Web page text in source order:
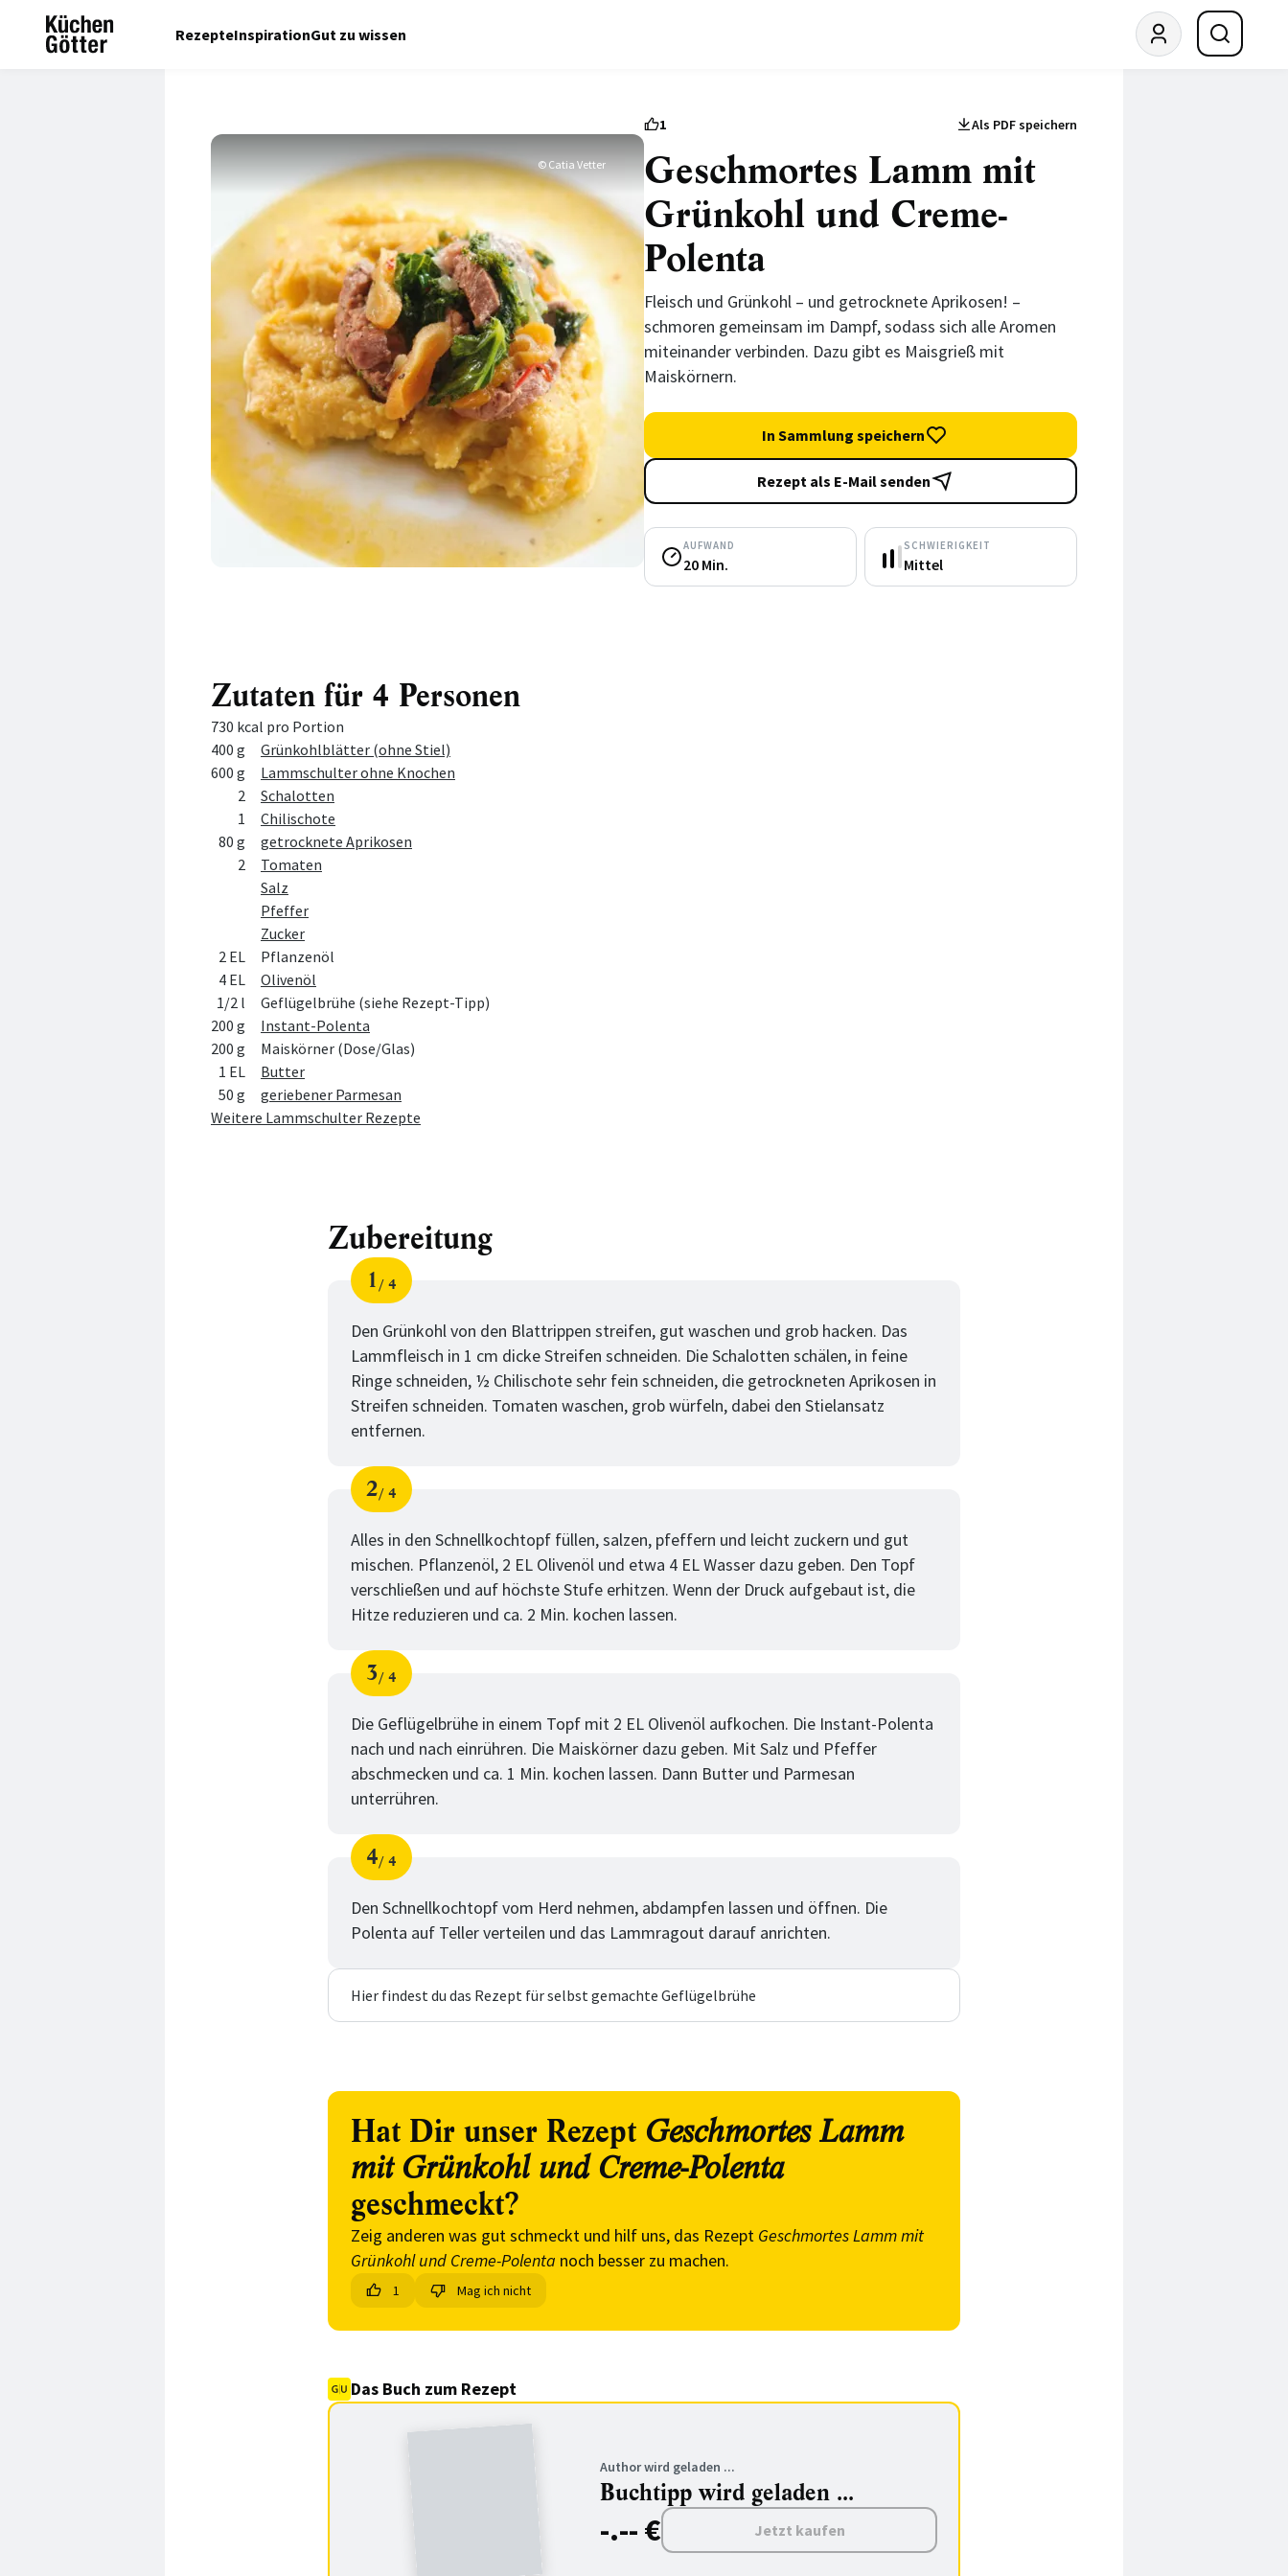
RezepteInspirationGut zu wissen
© Catia Vetter
1 Als PDF speichern
Geschmortes Lamm mit
Grünkohl und Creme-
Polenta
Fleisch und Grünkohl – und getrocknete Aprikosen! –
schmoren gemeinsam im Dampf, sodass sich alle Aromen
miteinander verbinden. Dazu gibt es Maisgrieß mit
Maiskörnern.
In Sammlung speichern
Rezept als E-Mail senden
AUFWAND
20 Min.
SCHWIERIGKEIT
Mittel
Zutaten für 4 Personen
730 kcal pro Portion
Menge
Zutat
400 g
Grünkohlblätter (ohne Stiel)
600 g
Lammschulter ohne Knochen
2
Schalotten
1
Chilischote
80 g
getrocknete Aprikosen
2
Tomaten
Salz
Pfeffer
Zucker
2 EL
Pflanzenöl
4 EL
Olivenöl
1/2 l
Geflügelbrühe (siehe Rezept-Tipp)
200 g
Instant-Polenta
200 g
Maiskörner (Dose/Glas)
1 EL
Butter
50 g
geriebener Parmesan
Weitere Lammschulter Rezepte
Zubereitung
Schritt
1
von
4
Den Grünkohl von den Blattrippen streifen, gut waschen und grob hacken. Das
Lammfleisch in 1 cm dicke Streifen schneiden. Die Schalotten schälen, in feine
Ringe schneiden, ½ Chilischote sehr fein schneiden, die getrockneten Aprikosen in
Streifen schneiden. Tomaten waschen, grob würfeln, dabei den Stielansatz
entfernen.
Schritt
2
von
4
Alles in den Schnellkochtopf füllen, salzen, pfeffern und leicht zuckern und gut
mischen. Pflanzenöl, 2 EL Olivenöl und etwa 4 EL Wasser dazu geben. Den Topf
verschließen und auf höchste Stufe erhitzen. Wenn der Druck aufgebaut ist, die
Hitze reduzieren und ca. 2 Min. kochen lassen.
Schritt
3
von
4
Die Geflügelbrühe in einem Topf mit 2 EL Olivenöl aufkochen. Die Instant-Polenta
nach und nach einrühren. Die Maiskörner dazu geben. Mit Salz und Pfeffer
abschmecken und ca. 1 Min. kochen lassen. Dann Butter und Parmesan
unterrühren.
Schritt
4
von
4
Den Schnellkochtopf vom Herd nehmen, abdampfen lassen und öffnen. Die
Polenta auf Teller verteilen und das Lammragout darauf anrichten.
Hier findest du das Rezept für selbst gemachte Geflügelbrühe
Hat Dir unser Rezept Geschmortes Lamm
mit Grünkohl und Creme-Polenta
geschmeckt?
Zeig anderen was gut schmeckt und hilf uns, das Rezept Geschmortes Lamm mit
Grünkohl und Creme-Polenta noch besser zu machen.
1 Mag ich nicht
Das Buch zum Rezept
Author wird geladen ...
Buchtipp wird geladen ...
-.-- € Jetzt kaufen